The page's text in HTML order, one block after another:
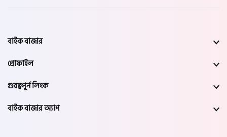
বাইক বাজার
প্রোফাইল
গুরত্বপূর্ন লিংক
বাইক বাজার অ্যাপ